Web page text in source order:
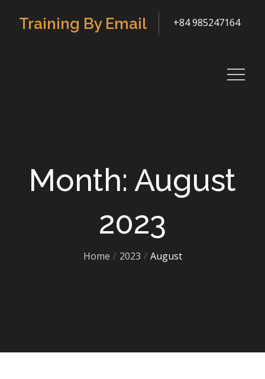
Training By Email +84 985247164
Month: August
2023
Home 2023 August